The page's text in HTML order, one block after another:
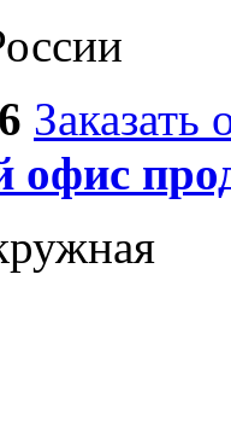
Заказать